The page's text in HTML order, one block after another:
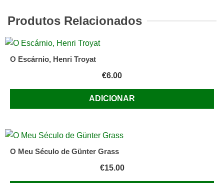
de
Quick
Produtos Relacionados
O Escárnio, Henri Troyat
€6.00
ADICIONAR
O Meu Século de Günter Grass
€15.00